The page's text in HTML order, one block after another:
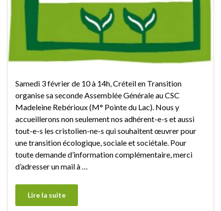
Samedi 3 février de 10 à 14h, Créteil en Transition
organise sa seconde Assemblée Générale au CSC
Madeleine Rebérioux (M° Pointe du Lac). Nous y
accueillerons non seulement nos adhérent-e-s et aussi
tout-e-s les cristolien-ne-s qui souhaitent œuvrer pour
une transition écologique, sociale et sociétale. Pour
toute demande d’information complémentaire, merci
d’adresser un mail à …
Lire la suite